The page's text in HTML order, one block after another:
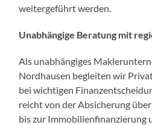
weitergeführt werden.
Unabhängige Beratung mit
Als unabhängiges
Nordhausen begleiten wir
bei wichtigen
reicht von der Absicherung
bis zur Immobilienfinanzierung